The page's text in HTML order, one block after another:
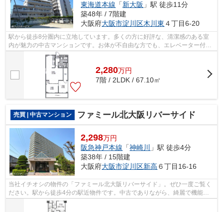
東海道本線 「新大阪 」駅 徒歩11分
築48年 / 7階建
大阪府大阪市淀川区木川東 ４丁目6-20
駅から徒歩8分圏内に立地しています。多くの方に好評な、清潔感のある室
内が魅力の中古マンションです。お体が不自由な方でも、エレベーター付き
の物件なので昇り降りが安心です。地下...
2,280万円
7階 / 2LDK / 67.10㎡
売買 | 中古マンション ファミール北大阪リバーサイド
2,298万円
阪急神戸本線 「神崎川
」駅 徒歩4分
築38年 / 15階建
大阪府大阪市淀川区新高 ６丁目16-16
当社イチオシの物件の「ファミール北大阪リバーサイド」。ぜひ一度ご覧く
ださい。駅から徒歩4分の駅近物件です。中古でありながら、綺麗で機能的
な設備のあるマンションです。大阪市淀...